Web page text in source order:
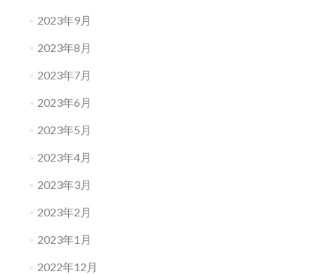
2023年9月
2023年8月
2023年7月
2023年6月
2023年5月
2023年4月
2023年3月
2023年2月
2023年1月
2022年12月